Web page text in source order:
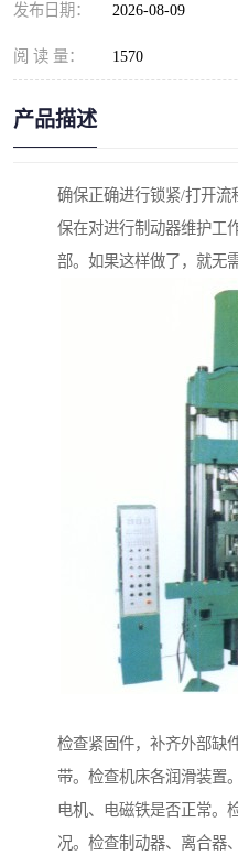
发布日期： 2026-08-09
阅 读 量： 1570
产品描述
确保正确进行锁紧/打开
保在对进行制动器维护工
部。如果这样做了，就无
检查紧固件，补齐外部缺
带。检查机床各润滑装置
电机、电磁铁是否正常。
况。检查制动器、离合器